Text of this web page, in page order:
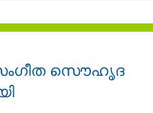
സൌഹൃദ